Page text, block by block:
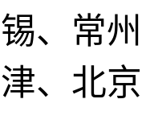
、常
、北